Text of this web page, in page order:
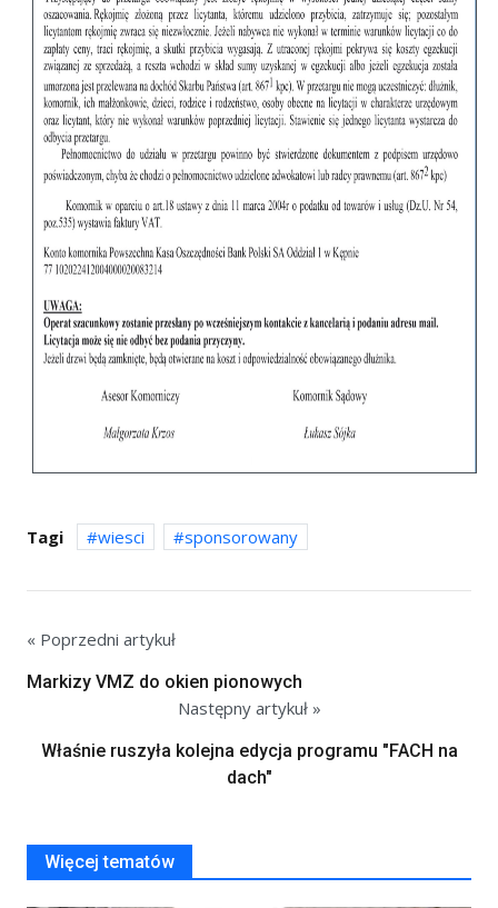
Tagi wiesci sponsorowany
« Poprzedni artykuł
Markizy VMZ do okien pionowych
Następny artykuł »
Właśnie ruszyła kolejna edycja programu "FACH na
dach"
Więcej tematów